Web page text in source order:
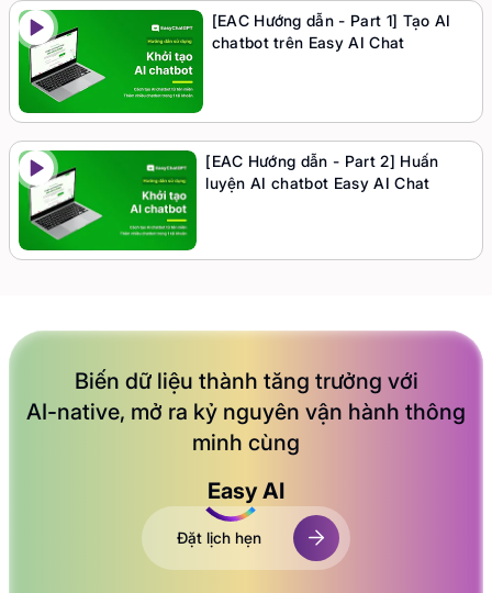
[EAC Hướng dẫn - Part 1] Tạo AI
chatbot trên Easy AI Chat
[EAC Hướng dẫn - Part 2] Huấn
luyện AI chatbot Easy AI Chat
Biến dữ liệu thành tăng trưởng với
AI-native, mở ra kỷ nguyên vận hành thông
minh cùng
Easy AI
Đặt lịch hẹn